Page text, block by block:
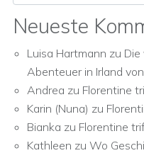
Neueste
Luisa Hartmann zu
Abenteuer in Irland
Andrea zu Florentine
Karin (Nuna) zu
Bianka zu Florentine
Kathleen zu Wo